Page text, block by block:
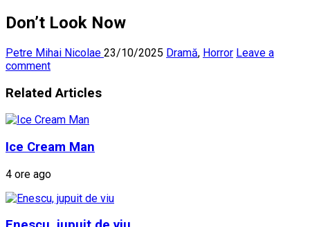
Don’t Look Now
Petre Mihai Nicolae 23/10/2025 Dramă, Horror Leave a
comment
Related Articles
Ice Cream Man
4 ore ago